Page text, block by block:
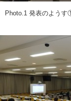
Photo.1 発表のよう